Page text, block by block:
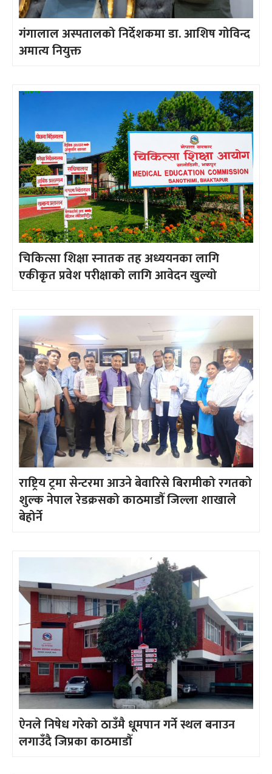
गंगालाल अस्पतालको निर्देशकमा डा. आशिष गोविन्द
अमात्य नियुक्त
चिकित्सा शिक्षा स्नातक तह अध्ययनका लागि
एकीकृत प्रवेश परीक्षाको लागि आवेदन खुल्यो
राष्ट्रिय ट्रमा सेन्टरमा आउने बेवारिसे बिरामीको रगतको
शुल्क नेपाल रेडक्रसको काठमाडौँ जिल्ला शाखाले
बेहोर्ने
ऐनले निषेध गरेको ठाउँमै धूमपान गर्ने स्थल बनाउन
लगाउँदै जिप्रका काठमाडौँ